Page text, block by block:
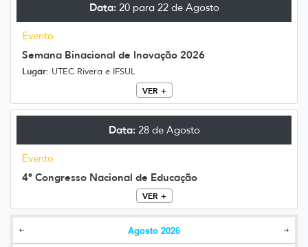
Data:20 para 22 de Agosto
Evento
Semana Binacional de Inovação 2026
Lugar: UTEC Rivera e IFSUL
VER +
Data:28 de Agosto
Evento
4º Congresso Nacional de Educação
VER +
Agosto 2026